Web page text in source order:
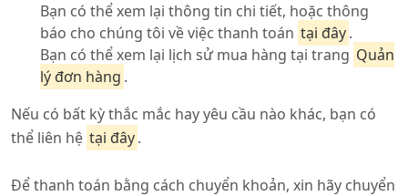
Bạn có thể xem lại thông tin chi tiết, hoặc thông
báo cho chúng tôi về việc thanh toán tại đây.
Bạn có thể xem lại lịch sử mua hàng tại trang Quản
lý đơn hàng .
Nếu có bất kỳ thắc mắc hay yêu cầu nào khác, bạn có
thể liên hệ tại đây.
Để thanh toán bằng cách chuyển khoản, xin hãy chuyển